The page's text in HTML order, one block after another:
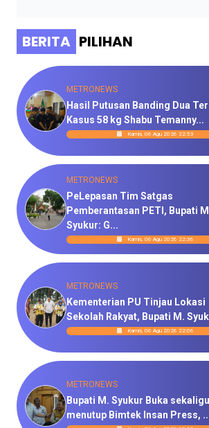
BERITA PILIHAN
METRONEWS
Hasil Putusan Banding Dua
Kasus 58 kg Shabu Temanny...
Kamis, 06 Agu 2026 22:53
METRONEWS
PeLepasan Tim Satgas
Pemberantasan PETI, Bupati
Syukur: G...
Kamis, 06 Agu 2026 22:36
METRONEWS
Kementerian PU Tinjau Lokasi
Sekolah Rakyat, Bupati M.
Kamis, 06 Agu 2026 22:06
METRONEWS
Bupati M. Syukur Buka
menutup Bimtek Insan Press,